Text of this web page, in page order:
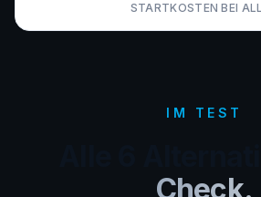
STARTKOSTEN BEI
IM TEST
Check.